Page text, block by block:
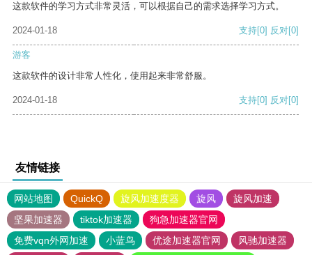
这款软件的学习方式非常灵活，可以根据自己的需求选择学习方式。
2024-01-18 支持[0] 反对[0]
游客
这款软件的设计非常人性化，使用起来非常舒服。
2024-01-18 支持[0] 反对[0]
友情链接
网站地图 QuickQ 旋风加速度器 旋风
旋风加速
坚果加速器
tiktok加速器
狗急加速器官网
免费vqn外网加速
小蓝鸟 优途加速器官网
风驰加速器